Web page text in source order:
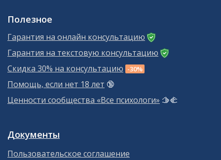
Полезное
Гарантия на онлайн консультацию
Гарантия на текстовую консультацию
Скидка 30% на консультацию -30%
Помощь, если нет 18 лет 🔞
Ценности сообщества «Все психологи» 🫱‍🫲
Документы
Пользовательское соглашение